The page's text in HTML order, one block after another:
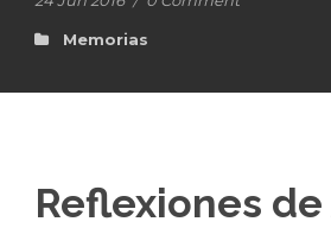
Memorias
Reflexiones